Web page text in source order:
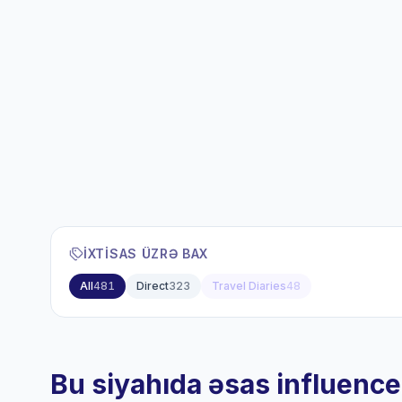
İXTISAS ÜZRƏ BAX
All481 Direct323 Travel Diaries48
Bu siyahıda əsas